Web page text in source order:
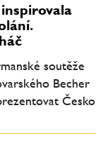
soutěže
Becher
Česko